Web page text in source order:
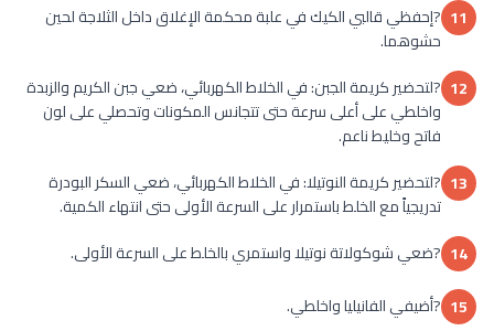
11 ?إحفظي قالبي الكيك في علبة محكمة الإغلاق داخل الثلاجة لحين
حشوهما.
12 ?لتحضير كريمة الجبن: في الخلاط الكهربائي، ضعي جبن الكريم والزبدة
واخلطي على أعلى سرعة حتى تتجانس المكونات وتحصلي على لون
فاتح وخليط ناعم.
13 ?لتحضير كريمة النوتيلا: في الخلاط الكهربائي، ضعي السكر البودرة
تدريجياً مع الخلط باستمرار على السرعة الأولى حتى انتهاء الكمية.
14 ?ضعي شوكولاتة نوتيلا واستمري بالخلط على السرعة الأولى.
15 ?أضيفي الفانيليا واخلطي.